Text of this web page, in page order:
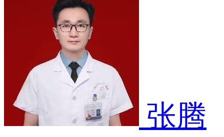
张腾